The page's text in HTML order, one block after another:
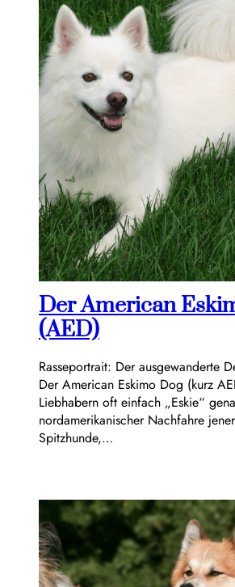
Der American
(AED)
Rasseportrait: Der ausgewanderte
Der American Eskimo Dog (kurz
Liebhabern oft einfach „Eskie“
nordamerikanischer Nachfahre
Spitzhunde,…